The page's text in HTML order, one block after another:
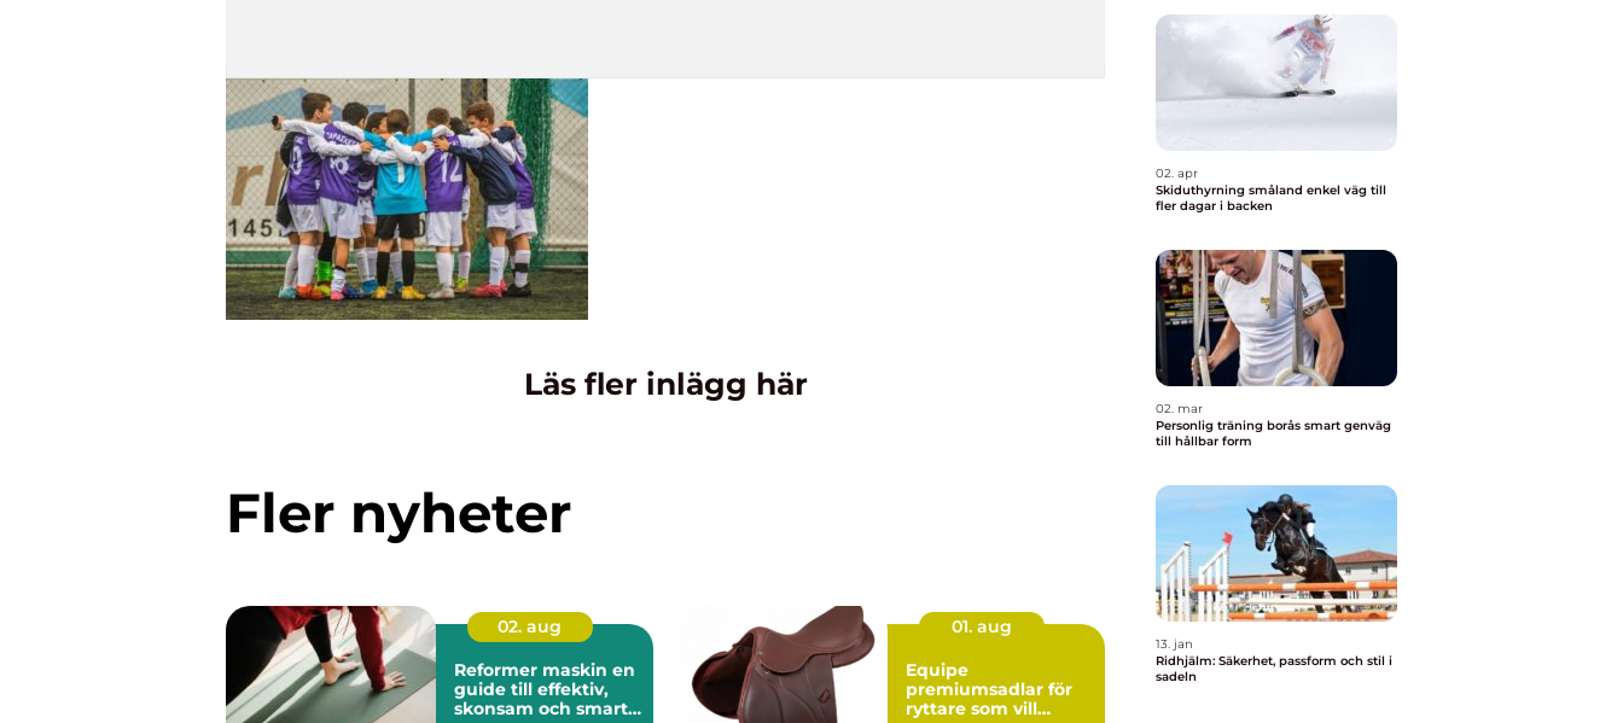
Läs fler inlägg här
Fler nyheter
02. aug
Reformer maskin en
guide till effektiv,
skonsam och smart
01. aug
Equipe
premiumsadlar för
ryttare som vill
02. apr
Skiduthyrning småland enkel väg till
fler dagar i backen
02. mar
Personlig träning borås smart genväg
till hållbar form
13. jan
Ridhjälm: Säkerhet, passform och stil i
sadeln